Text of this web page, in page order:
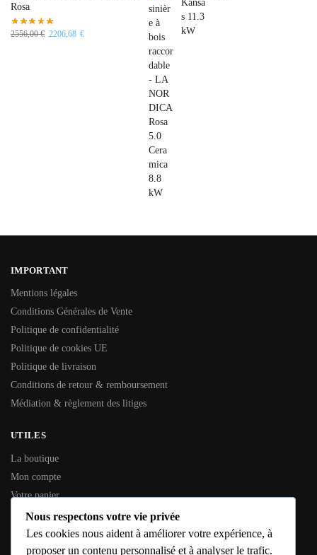
Rosa
2556,00€ 2206,68 €
IMPORTANT
Mentions légales
Conditions Générales de Vente
Politique de confidentialité
Politique de cookies UE
Politique de livraison
Conditions de retour & remboursement
Médiation & règlement des litiges
UTILES
La boutique
Mon compte
Votre panier
Contactez-nous
INFORMATIONS GÉNÉRALES
Nous respectons votre vie privée
Les cookies nous aident à améliorer votre expérience, à
proposer un contenu personnalisé et à analyser le trafic.